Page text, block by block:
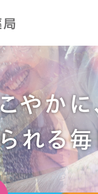
やかに
れる毎